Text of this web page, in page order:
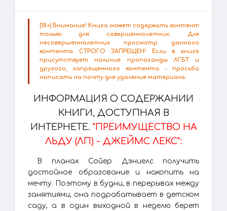
(18+) Внимание! Книга может содержать контент
только для совершеннолетних. Для
несовершеннолетних просмотр данного
контента СТРОГО ЗАПРЕЩЕН! Если в книге
присутствует наличие пропаганды ЛГБТ и
другого, запрещенного контента - просьба
написать на почту для удаления материала.
ИНФОРМАЦИЯ О СОДЕРЖАНИИ
КНИГИ, ДОСТУПНАЯ В
ИНТЕРНЕТЕ. "ПРЕИМУЩЕСТВО НА
ЛЬДУ (ЛП) - ДЖЕЙМС ЛЕКС":
В планах Сойер Дэниелс получить
достойное образование и накопить на
мечту. Поэтому в будни, в перерывах между
занятиями, она подрабатывает в детском
саду, а в один выходной в неделю берет